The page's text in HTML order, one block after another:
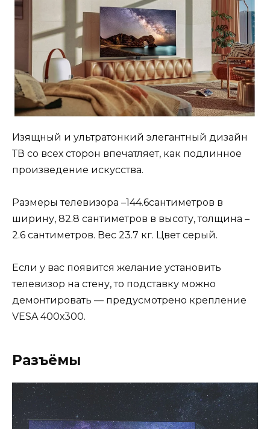
Изящный и ультратонкий элегантный дизайн
ТВ со всех сторон впечатляет, как подлинное
произведение искусства.
Размеры телевизора –144.6сантиметров в
ширину, 82.8 сантиметров в высоту, толщина –
2.6 сантиметров. Вес 23.7 кг. Цвет серый.
Если у вас появится желание установить
телевизор на стену, то подставку можно
демонтировать — предусмотрено крепление
VESA 400х300.
Разъёмы